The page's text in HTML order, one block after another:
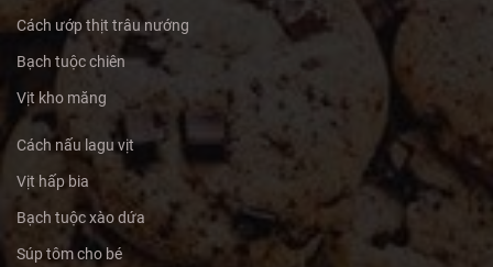
Cách ướp thịt trâu nướng
Bạch tuộc chiên
Vịt kho măng
Cách nấu lagu vịt
Vịt hấp bia
Bạch tuộc xào dứa
Súp tôm cho bé